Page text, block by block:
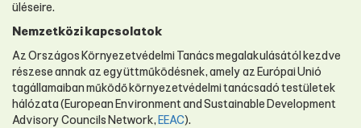
üléseire.
Nemzetközi kapcsolatok
Az Országos Környezetvédelmi Tanács megalakulásától kezdve
részese annak az együttműködésnek, amely az Európai Unió
tagállamaiban működő környezetvédelmi tanácsadó testületek
hálózata (European Environment and Sustainable Development
Advisory Councils Network, EEAC).